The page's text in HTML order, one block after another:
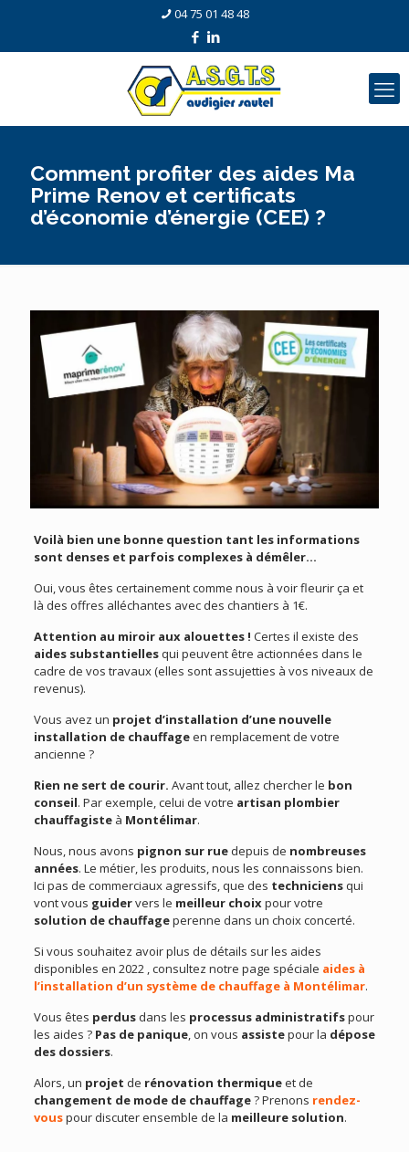
04 75 01 48 48
Comment profiter des aides Ma
Prime Renov et certificats
d’économie d’énergie (CEE) ?
Voilà bien une bonne question tant les informations
sont denses et parfois complexes à démêler…
Oui, vous êtes certainement comme nous à voir fleurir ça et
là des offres alléchantes avec des chantiers à 1€.
Attention au miroir aux alouettes ! Certes il existe des
aides substantiellesqui peuvent être actionnées dans le
cadre de vos travaux (elles sont assujetties à vos niveaux de
revenus).
Vous avez un projet d’installation d’une nouvelle
installation de chauffageen remplacement de votre
ancienne ?
Rien ne sert de courir. Avant tout, allez chercher le bon
conseil. Par exemple, celui de votre artisan plombier
chauffagisteà Montélimar.
Nous, nous avons pignon sur ruedepuis de nombreuses
années. Le métier, les produits, nous les connaissons bien.
Ici pas de commerciaux agressifs, que des techniciensqui
vont vous guidervers le meilleur choixpour votre
solution de chauffageperenne dans un choix concerté.
Si vous souhaitez avoir plus de détails sur les aides
disponibles en 2022 , consultez notre page spéciale aides à
l’installation d’un système de chauffage à Montélimar.
Vous êtes perdusdans les processus administratifspour
les aides ? Pas de panique, on vous assistepour la dépose
des dossiers.
Alors, un projet de rénovation thermiqueet de
changement de mode de chauffage? Prenons rendez-
vouspour discuter ensemble de la meilleure solution.